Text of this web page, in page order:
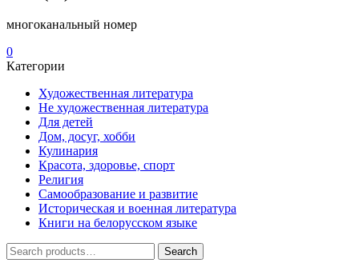
многоканальный номер
0
Категории
Художественная литература
Не художественная литература
Для детей
Дом, досуг, хобби
Кулинария
Красота, здоровье, спорт
Религия
Самообразование и развитие
Историческая и военная литература
Книги на белорусском языке
Search
for:
Search